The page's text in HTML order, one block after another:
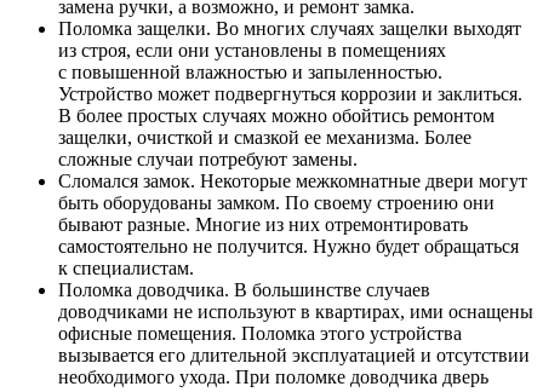
замена ручки, а возможно, и ремонт замка.
Поломка защелки. Во многих случаях защелки выходят
из строя, если они установлены в помещениях
с повышенной влажностью и запыленностью.
Устройство может подвергнуться коррозии и заклиться.
В более простых случаях можно обойтись ремонтом
защелки, очисткой и смазкой ее механизма. Более
сложные случаи потребуют замены.
Сломался замок. Некоторые межкомнатные двери могут
быть оборудованы замком. По своему строению они
бывают разные. Многие из них отремонтировать
самостоятельно не получится. Нужно будет обращаться
к специалистам.
Поломка доводчика. В большинстве случаев
доводчиками не используют в квартирах, ими оснащены
офисные помещения. Поломка этого устройства
вызывается его длительной эксплуатацией и отсутствии
необходимого ухода. При поломке доводчика дверь